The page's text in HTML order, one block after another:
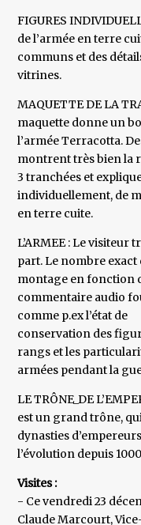
FIGURES
de l’armée en terre
communs et des
vitrines.
MAQUETTE DE LA
maquette donne un
l’armée Terracotta.
montrent très bien la
3 tranchées et
individuellement, de
en terre cuite.
L’ARMEE : Le visiteur
part. Le nombre
montage en fonction
commentaire audio
comme p.ex l’état de
conservation des
rangs et les
armées pendant la
LE TRÔNE_DE
est un grand trône,
dynasties
l’évolution depuis
Visites :
- Ce vendredi 23
Claude Marcourt,